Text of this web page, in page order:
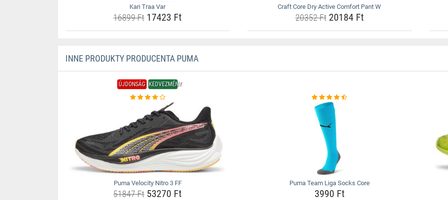
Kari Traa Var
16899 Ft17423 Ft
Craft Core Dry Active Comfort Pant W
20352 Ft20184 Ft
INNE PRODUKTY PRODUCENTA PUMA
ÚJDONSÁG KEDVEZMÉNY
Puma Velocity Nitro 3 FF
51847 Ft53270 Ft
Puma Team Liga Socks Core
3990 Ft